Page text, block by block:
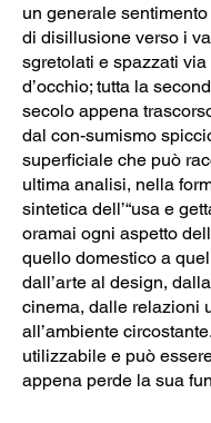
un generale
di disillusione verso i
sgretolati e spazzati
d’occhio; tutta la
secolo appena
dal con-sumismo
superficiale che può
ultima analisi, nella
sintetica dell’“usa e
oramai ogni aspetto
quello domestico a
dall’arte al design,
cinema, dalle relazioni
all’ambiente
utilizzabile e può
appena perde la sua